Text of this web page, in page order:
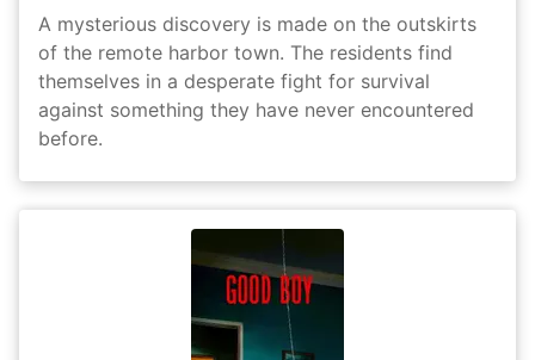
A mysterious discovery is made on the outskirts
of the remote harbor town. The residents find
themselves in a desperate fight for survival
against something they have never encountered
before.